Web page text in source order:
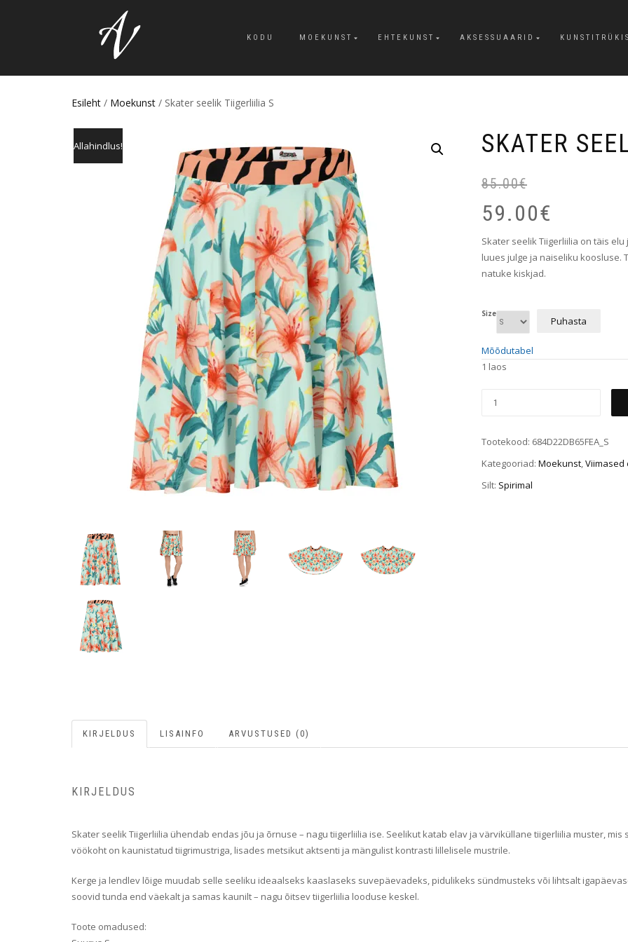
KODU MOEKUNST EHTEKUNST AKSESSUAARID
Esileht / Moekunst / Skater seelik Tiigerliilia S
Allahindlus! SKATER
85.00€
59.00€
Skater seelik Tiigerliilia on täis
luues julge ja naiseliku koosluse.
natuke kiskjad.
Size
Puhasta
Mõõdutabel
1 laos
Tootekood: 684D22DB65FEA_S
Kategooriad: Moekunst,Viimased
Silt: Spirimal
KIRJELDUS LISAINFO ARVUSTUSED (0)
KIRJELDUS
Skater seelik Tiigerliilia ühendab endas jõu ja õrnuse – nagu tiigerliilia ise. Seelikut katab elav ja värviküllane tiigerliilia muster,
vöökoht on kaunistatud tiigrimustriga, lisades metsikut aktsenti ja mängulist kontrasti lillelisele mustrile.
Kerge ja lendlev lõige muudab selle seeliku ideaalseks kaaslaseks suvepäevadeks, pidulikeks sündmusteks või lihtsalt
soovid tunda end väekalt ja samas kaunilt – nagu õitsev tiigerliilia looduse keskel.
Toote omadused: